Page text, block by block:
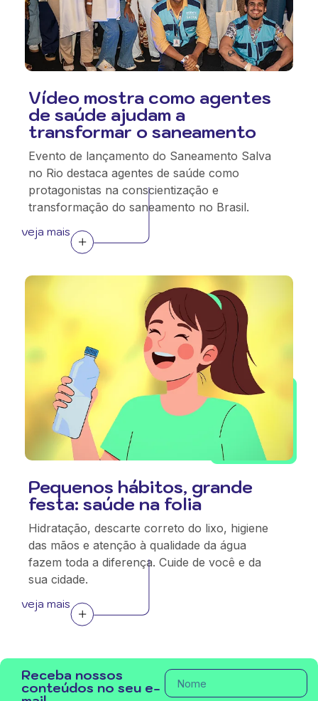
Vídeo mostra como agentes
de saúde ajudam a
transformar o saneamento
Evento de lançamento do Saneamento Salva
no Rio destaca agentes de saúde como
protagonistas na conscientização e
transformação do saneamento no Brasil.
veja mais
Pequenos hábitos, grande
festa: saúde na folia
Hidratação, descarte correto do lixo, higiene
das mãos e atenção à qualidade da água
fazem toda a diferença. Cuide de você e da
sua cidade.
veja mais
Receba nossos
conteúdos no seu e-